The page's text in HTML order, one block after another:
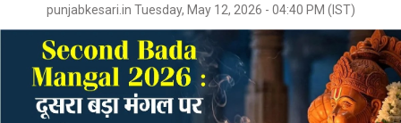
punjabkesari.in Tuesday, May 12, 2026 - 04:40 PM (IST)